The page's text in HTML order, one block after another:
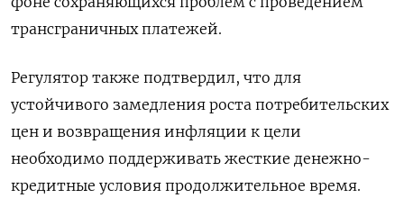
трансграничных платежей.
Регулятор также подтвердил, что для
устойчивого замедления роста потребительских
цен и возвращения инфляции к цели
необходимо поддерживать жесткие денежно-
кредитные условия продолжительное время.